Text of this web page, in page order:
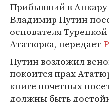
Прибывший в Анкару
Владимир Путин
основателя
Ататюрка, передает
Путин возложил
покоится прах
книге почетных
должны быть